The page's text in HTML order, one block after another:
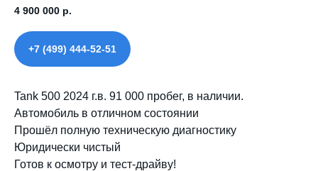
4 900 000 р.
+7 (499) 444-52-51
Tank 500 2024 г.в. 91 000 пробег, в наличии.
Автомобиль в отличном состоянии
Прошёл полную техническую диагностику
Юридически чистый
Готов к осмотру и тест‑драйву!